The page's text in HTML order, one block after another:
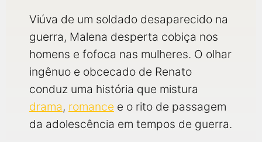
Viúva de um soldado desaparecido na
guerra, Malena desperta cobiça nos
homens e fofoca nas mulheres. O olhar
ingênuo e obcecado de Renato
conduz uma história que mistura
drama, romance e o rito de passagem
da adolescência em tempos de guerra.